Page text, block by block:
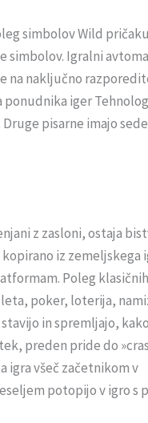
simbolov Wild
Igralni
na naključno
iger
pisarne imajo
z zasloni, ostaja
iz zemeljskega
Poleg
poker, loterija,
in spremljajo,
preden pride do
igra všeč začetnikom v
potopijo v igro s